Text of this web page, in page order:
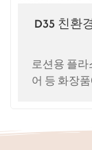
D35 친환
로션용 플라
어 등 화장